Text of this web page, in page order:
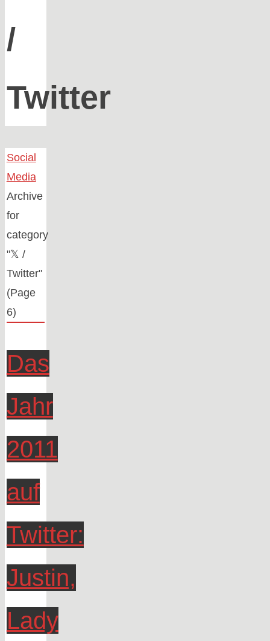
/
Twitter
Home
Social
Media
Archive
for
category
"𝕏 /
Twitter"
(Page
6)
Das
Jahr
2011
auf
Twitter:
Justin,
Lady